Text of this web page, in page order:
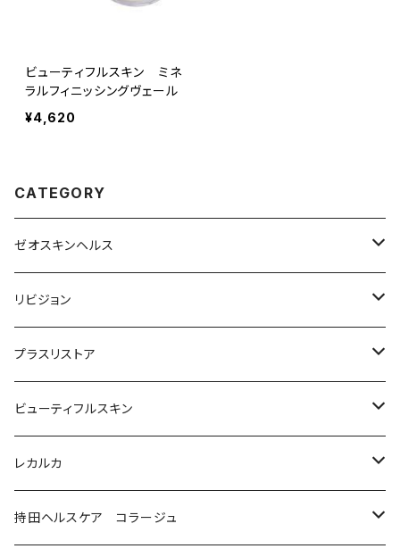
ビューティフルスキン ミネ
ラルフィニッシングヴェール
¥4,620
CATEGORY
ゼオスキンヘルス
洗顔料・化粧水
美容液（光老化ケア）
美容液（透明感ケア）
美容液（エイジングケア［ビタミンAシリーズ］）
美容液（日焼け止め）
リビジョン
化粧水
クリーム
美容液
アイケア
プラスリストア
洗顔
ビューティフルスキン
モイストケア
ウォッシュ
バランスケア
レカルカ
洗顔
持田ヘルスケア コラージュ